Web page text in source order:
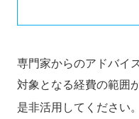
専門家からのアドバイ
対象となる経費の範囲
是非活用してください。